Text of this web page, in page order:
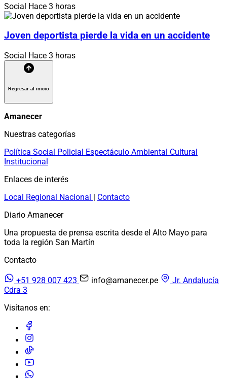
Social Hace 3 horas
Joven deportista pierde la vida en un accidente
Social Hace 3 horas
Regresar al inicio
Amanecer
Nuestras categorías
Política Social Policial Espectáculo Ambiental Cultural
Institucional
Enlaces de interés
Local Regional Nacional | Contacto
Diario Amanecer
Una propuesta de prensa escrita desde el Alto Mayo para
toda la región San Martín
Contacto
+51 928 007 423 info@amanecer.pe
Jr. Andalucía
Cdra 3
Visítanos en: